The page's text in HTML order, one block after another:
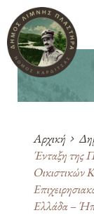
Αρχική
Ένταξη της
Οικιστικών
Ελλάδα –